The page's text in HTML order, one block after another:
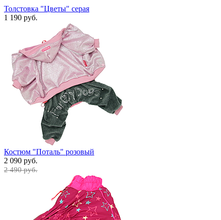
Толстовка "Цветы" серая
1 190 руб.
Костюм "Поталь" розовый
2 090 руб.
2 490 руб.